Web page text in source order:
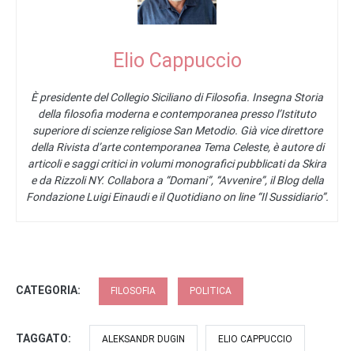
Elio Cappuccio
È presidente del Collegio Siciliano di Filosofia. Insegna Storia
della filosofia moderna e contemporanea presso l’Istituto
superiore di scienze religiose San Metodio. Già vice direttore
della Rivista d’arte contemporanea Tema Celeste, è autore di
articoli e saggi critici in volumi monografici pubblicati da Skira
e da Rizzoli NY. Collabora a “Domani”, “Avvenire”, il Blog della
Fondazione Luigi Einaudi e il Quotidiano on line “Il Sussidiario”.
CATEGORIA: FILOSOFIA POLITICA
TAGGATO: ALEKSANDR DUGIN ELIO CAPPUCCIO